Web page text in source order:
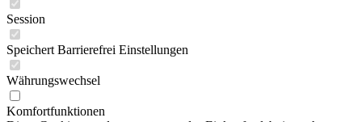
Session
Speichert Barrierefrei Einstellungen
Währungswechsel
Komfortfunktionen